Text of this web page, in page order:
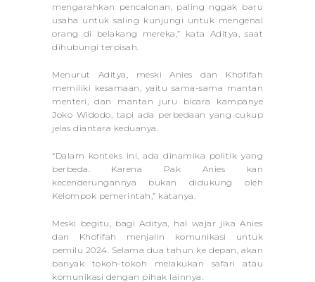
mengarahkan pencalonan, paling nggak baru
usaha untuk saling kunjungi untuk mengenal
orang di belakang mereka,” kata Aditya, saat
dihubungi terpisah.
Menurut Aditya, meski Anies dan Khofifah
memiliki kesamaan, yaitu sama-sama mantan
menteri, dan mantan juru bicara kampanye
Joko Widodo, tapi ada perbedaan yang cukup
jelas diantara keduanya.
“Dalam konteks ini, ada dinamika politik yang
berbeda. Karena Pak Anies kan
kecenderungannya bukan didukung oleh
Kelompok pemerintah,” katanya.
Meski begitu, bagi Aditya, hal wajar jika Anies
dan Khofifah menjalin komunikasi untuk
pemilu 2024. Selama dua tahun ke depan, akan
banyak tokoh-tokoh melakukan safari atau
komunikasi dengan pihak lainnya.